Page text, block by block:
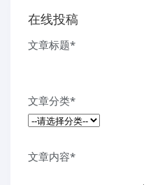
在线投稿
文章标题*
文章分类*
文章内容*